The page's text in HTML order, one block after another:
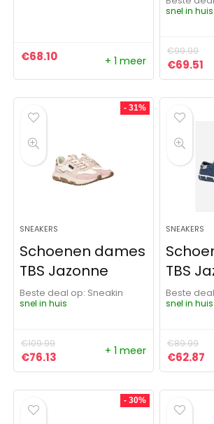
€68.10 + 1 meer
snel in huis
€99.99
€69.51
- 31%
SNEAKERS
Schoenen dames
TBS Jazonne
Beste deal op:
Sneakin
snel in huis
€109.99
Oorspronkelijke prijs was: €109.99.
€76.13 Huidige prijs is: €76.13.
+ 1 meer
SNEAKERS
TBS
Beste
snel in huis
€89.99
€62.87
- 30%